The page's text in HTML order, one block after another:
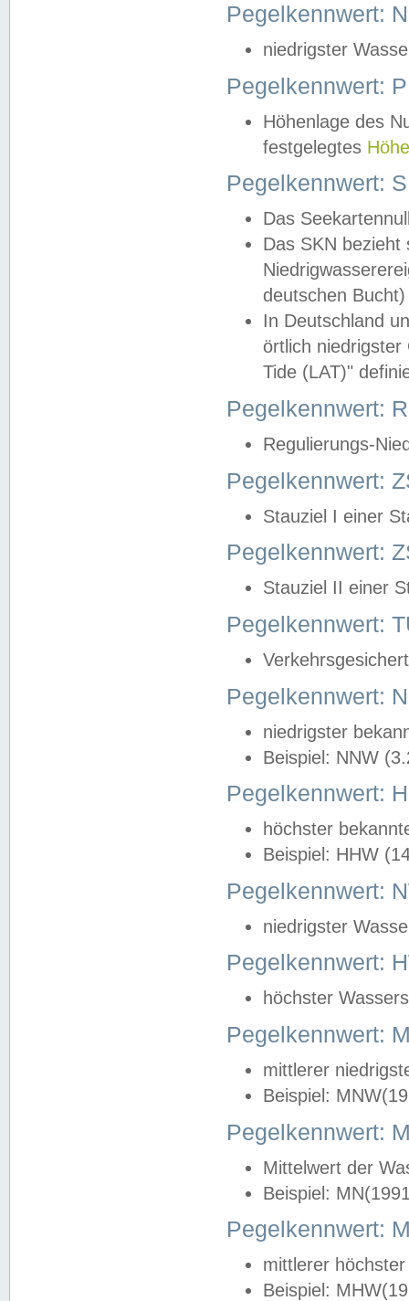
Pegelkennwert:
niedrigster
Pegelkennwert:
Höhenlage des
festgelegtes
Pegelkennwert:
Das
Das SKN
deutschen
In Deutschland
örtlich
Tide (LAT)"
Pegelkennwert:
Regulierungs-
Pegelkennwert:
Stauziel I einer
Pegelkennwert:
Stauziel II einer
Pegelkennwert:
Pegelkennwert:
niedrigster
Beispiel: NNW
Pegelkennwert:
höchster
Beispiel: HHW
Pegelkennwert:
niedrigster
Pegelkennwert:
höchster
Pegelkennwert:
mittlerer
Beispiel:
Pegelkennwert:
Mittelwert der
Beispiel:
Pegelkennwert:
mittlerer
Beispiel: